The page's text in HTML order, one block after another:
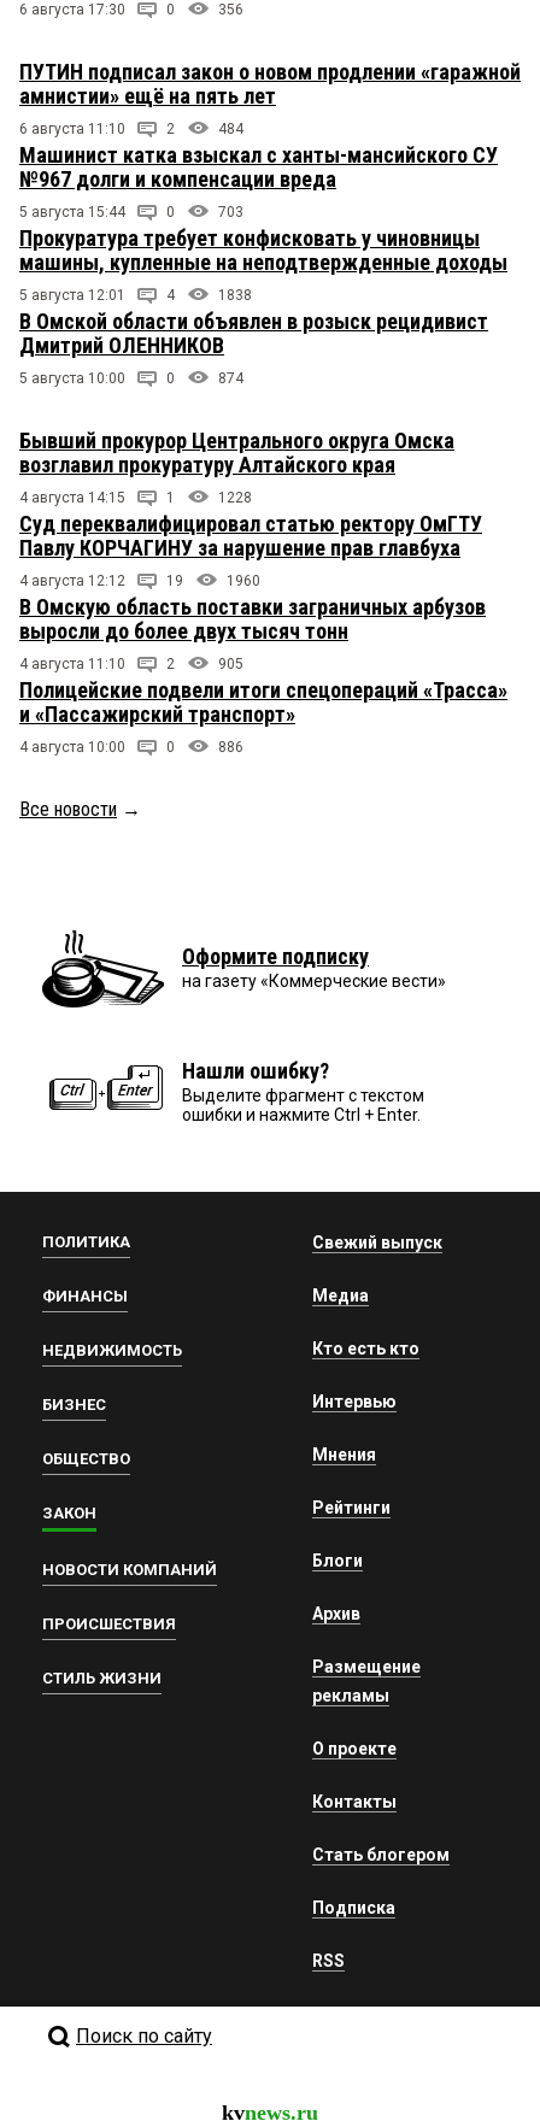
6 августа 17:30 0 356
ПУТИН подписал закон о новом продлении «гаражной
амнистии» ещё на пять лет
6 августа 11:10 2 484
Машинист катка взыскал с ханты-мансийского СУ
№967 долги и компенсации вреда
5 августа 15:44 0 703
Прокуратура требует конфисковать у чиновницы
машины, купленные на неподтвержденные доходы
5 августа 12:01 4 1838
В Омской области объявлен в розыск рецидивист
Дмитрий ОЛЕННИКОВ
5 августа 10:00 0 874
Бывший прокурор Центрального округа Омска
возглавил прокуратуру Алтайского края
4 августа 14:15 1 1228
Суд переквалифицировал статью ректору ОмГТУ
Павлу КОРЧАГИНУ за нарушение прав главбуха
4 августа 12:12 19 1960
В Омскую область поставки заграничных арбузов
выросли до более двух тысяч тонн
4 августа 11:10 2 905
Полицейские подвели итоги спецопераций «Трасса»
и «Пассажирский транспорт»
4 августа 10:00 0 886
Все новости →
Оформите подписку
на газету «Коммерческие вести»
Нашли ошибку?
Выделите фрагмент с текстом
ошибки и нажмите Ctrl + Enter.
ПОЛИТИКА
ФИНАНСЫ
НЕДВИЖИМОСТЬ
БИЗНЕС
ОБЩЕСТВО
ЗАКОН
НОВОСТИ КОМПАНИЙ
ПРОИСШЕСТВИЯ
СТИЛЬ ЖИЗНИ
Свежий выпуск
Медиа
Кто есть кто
Интервью
Мнения
Рейтинги
Блоги
Архив
Размещение
рекламы
О проекте
Контакты
Стать блогером
Подписка
RSS
Поиск по сайту
kvnews.ru